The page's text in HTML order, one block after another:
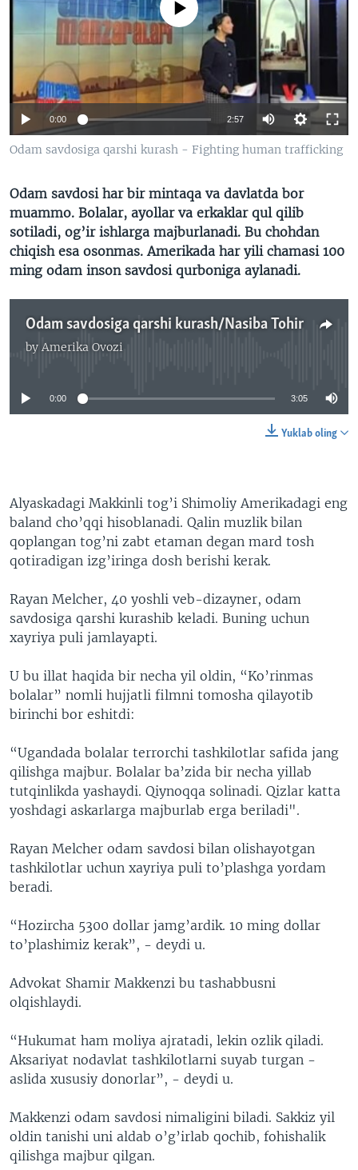
VIDEO
XABARLAR SURATLARDA
ODNOKLASSNIKI
TELEGRAM
TWITTER
SOUNDCLOUD
VOA
No media source currently available
0:00 2:57
Odam savdosiga qarshi kurash - Fighting human trafficking
Odam savdosi har bir mintaqa va davlatda bor
muammo. Bolalar, ayollar va erkaklar qul qilib
sotiladi, og’ir ishlarga majburlanadi. Bu chohdan
chiqish esa osonmas. Amerikada har yili chamasi 100
ming odam inson savdosi qurboniga aylanadi.
Odam savdosiga qarshi kurash/Nasiba Tohir
by Amerika Ovozi
No media source currently available
0:00 3:05
Yuklab oling
Alyaskadagi Makkinli tog’i Shimoliy Amerikadagi eng
baland cho’qqi hisoblanadi. Qalin muzlik bilan
qoplangan tog’ni zabt etaman degan mard tosh
qotiradigan izg’iringa dosh berishi kerak.
Rayan Melcher, 40 yoshli veb-dizayner, odam
savdosiga qarshi kurashib keladi. Buning uchun
xayriya puli jamlayapti.
U bu illat haqida bir necha yil oldin, “Ko’rinmas
bolalar” nomli hujjatli filmni tomosha qilayotib
birinchi bor eshitdi:
“Ugandada bolalar terrorchi tashkilotlar safida jang
qilishga majbur. Bolalar ba’zida bir necha yillab
tutqinlikda yashaydi. Qiynoqqa solinadi. Qizlar katta
yoshdagi askarlarga majburlab erga beriladi".
Rayan Melcher odam savdosi bilan olishayotgan
tashkilotlar uchun xayriya puli to’plashga yordam
beradi.
“Hozircha 5300 dollar jamg’ardik. 10 ming dollar
to’plashimiz kerak”, - deydi u.
Advokat Shamir Makkenzi bu tashabbusni
olqishlaydi.
“Hukumat ham moliya ajratadi, lekin ozlik qiladi.
Aksariyat nodavlat tashkilotlarni suyab turgan -
aslida xususiy donorlar”, - deydi u.
Makkenzi odam savdosi nimaligini biladi. Sakkiz yil
oldin tanishi uni aldab o’g’irlab qochib, fohishalik
qilishga majbur qilgan.